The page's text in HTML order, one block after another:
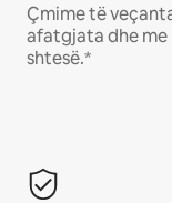
Çmime të
afatgjata dhe me
shtesë.*